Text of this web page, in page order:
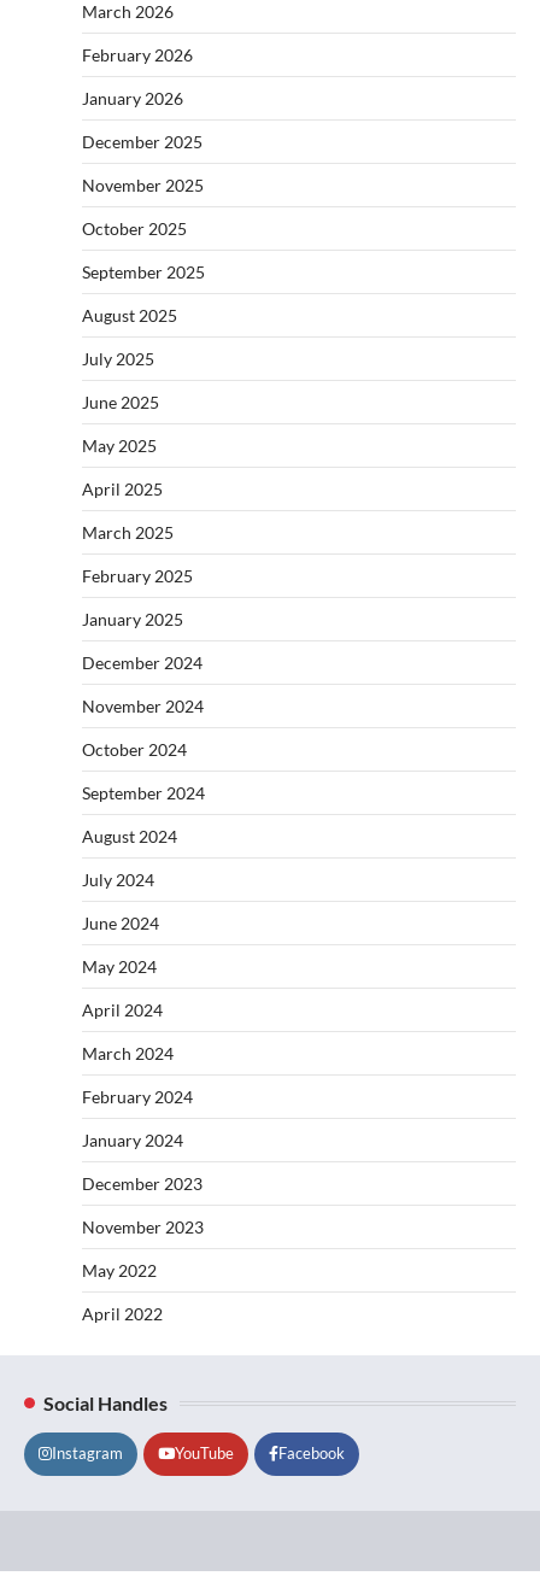
March 2026
February 2026
January 2026
December 2025
November 2025
October 2025
September 2025
August 2025
July 2025
June 2025
May 2025
April 2025
March 2025
February 2025
January 2025
December 2024
November 2024
October 2024
September 2024
August 2024
July 2024
June 2024
May 2024
April 2024
March 2024
February 2024
January 2024
December 2023
November 2023
May 2022
April 2022
Social Handles
Instagram YouTube Facebook